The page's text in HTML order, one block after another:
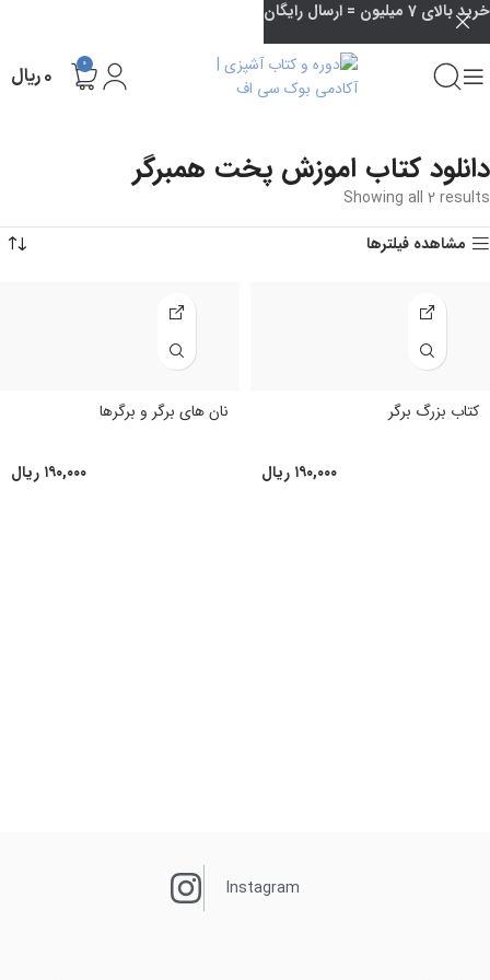
0 ۰ریال
دانلود کتاب اموزش پخت همبرگر
Showing all 2 results
مشاهده فیلترها
کتاب بزرگ برگر
۱۹۰,۰۰۰ ریال
نان‌ های برگر و برگرها
۱۹۰,۰۰۰ ریال
Instagram
خرید بالای 7 میلیون = ارسال رایگان